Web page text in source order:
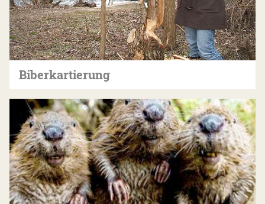
Biberkartierung